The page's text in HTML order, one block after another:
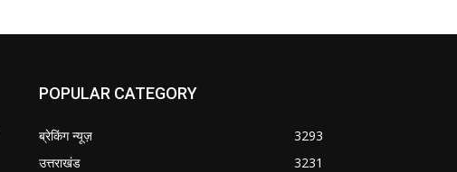
POPULAR CATEGORY
ब्रेकिंग न्यूज़
3293
उत्तराखंड
3231